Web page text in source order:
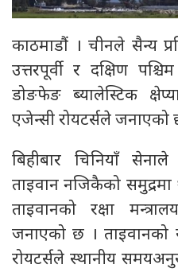
काठमाडौं । चीनले सैन्य
उत्तरपूर्वी र दक्षिण
डोङफेङ ब्यालेस्टिक
एजेन्सी रोयटर्सले जनाएको
बिहीबार चिनियाँ सेनाले
ताइवान नजिकैको समुद्रमा
ताइवानको रक्षा
जनाएको छ । ताइवानको
रोयटर्सले स्थानीय